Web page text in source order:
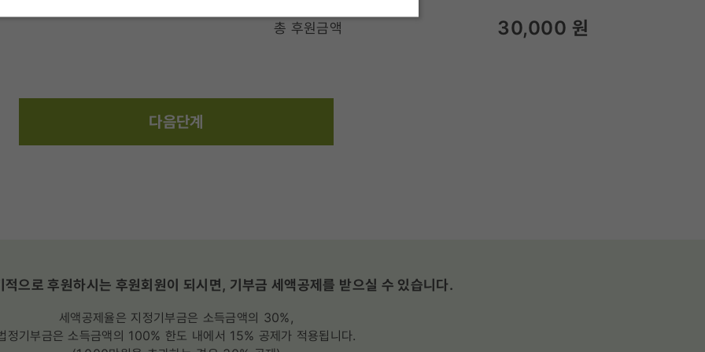
총 후원금액 30,000 원
다음단계
적으로 후원하시는 후원회원이 되시면, 기부금 세액공제를 받으실 수 있습니다.
세액공제율은 지정기부금은 소득금액의 30%,
정기부금은 소득금액의 100% 한도 내에서 15% 공제가 적용됩니다.